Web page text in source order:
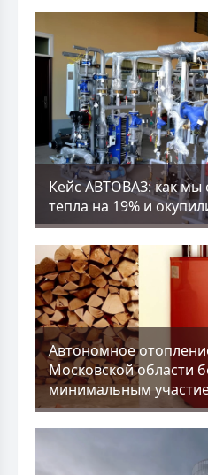
Кейс АВТОВАЗ: как мы
тепла на 19% и
Aвтономное
Московской области
минимальным